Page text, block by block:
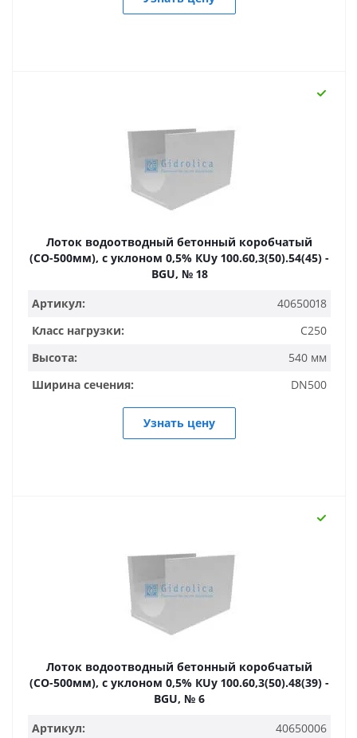
Лоток водоотводный бетонный коробчатый
(СО-500мм), с уклоном 0,5% КUу 100.60,3(50).54(45) -
BGU, № 18
Артикул:
40650018
Класс нагрузки:
C250
Высота:
540 мм
Ширина сечения:
DN500
Узнать цену
Лоток водоотводный бетонный коробчатый
(СО-500мм), с уклоном 0,5% КUу 100.60,3(50).48(39) -
BGU, № 6
Артикул:
40650006